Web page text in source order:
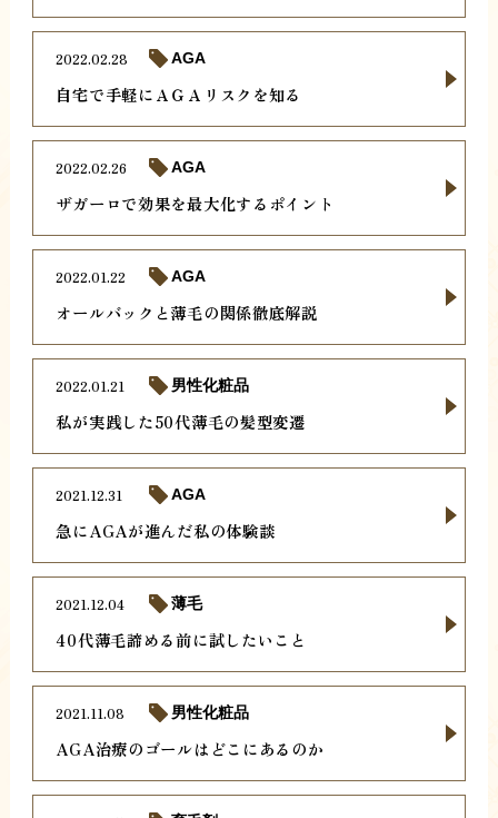
自宅で手軽にＡＧＡリスクを知る
2022.02.28 AGA
ザガーロで効果を最大化するポイント
2022.02.26 AGA
オールバックと薄毛の関係徹底解説
2022.01.22 AGA
私が実践した50代薄毛の髪型変遷
2022.01.21 男性化粧品
急にAGAが進んだ私の体験談
2021.12.31 AGA
40代薄毛諦める前に試したいこと
2021.12.04 薄毛
AGA治療のゴールはどこにあるのか
2021.11.08 男性化粧品